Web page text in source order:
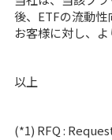
後、ETFの流動性
お客様に対し、
以上
(*1) RFQ :